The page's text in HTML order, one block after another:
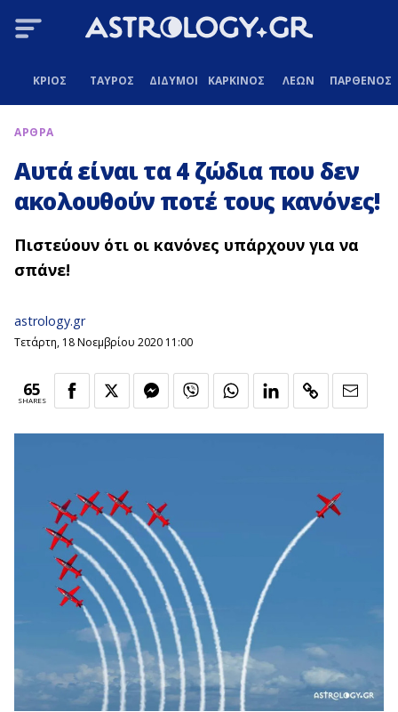
ΚΡΙΟΣ ΤΑΥΡΟΣ ΔΙΔΥΜΟΙ ΚΑΡΚΙΝΟΣ ΛΕΩΝ ΠΑΡΘΕΝΟΣ
ΑΡΘΡΑ
Αυτά είναι τα 4 ζώδια που δεν
ακολουθούν ποτέ τους κανόνες!
Πιστεύουν ότι οι κανόνες υπάρχουν για να
σπάνε!
astrology.gr
Τετάρτη, 18 Νοεμβρίου 2020 11:00
65
SHARES